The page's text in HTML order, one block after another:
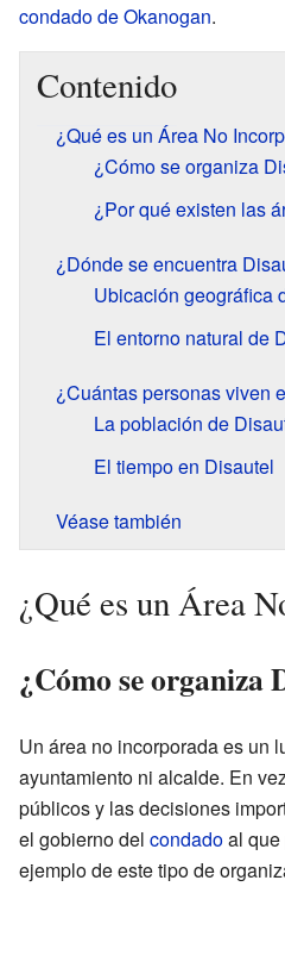
condado de Okanogan.
Contenido
¿Qué es un Área No
¿Cómo se organiza
¿Por qué existen las
¿Dónde se encuentra
Ubicación geográfica
El entorno natural de
¿Cuántas personas viven
La población de
El tiempo en Disautel
Véase también
¿Qué es un Área
¿Cómo se organiza
Un área no incorporada es un
ayuntamiento ni alcalde. En
públicos y las decisiones
el gobierno del condadoal que
ejemplo de este tipo de